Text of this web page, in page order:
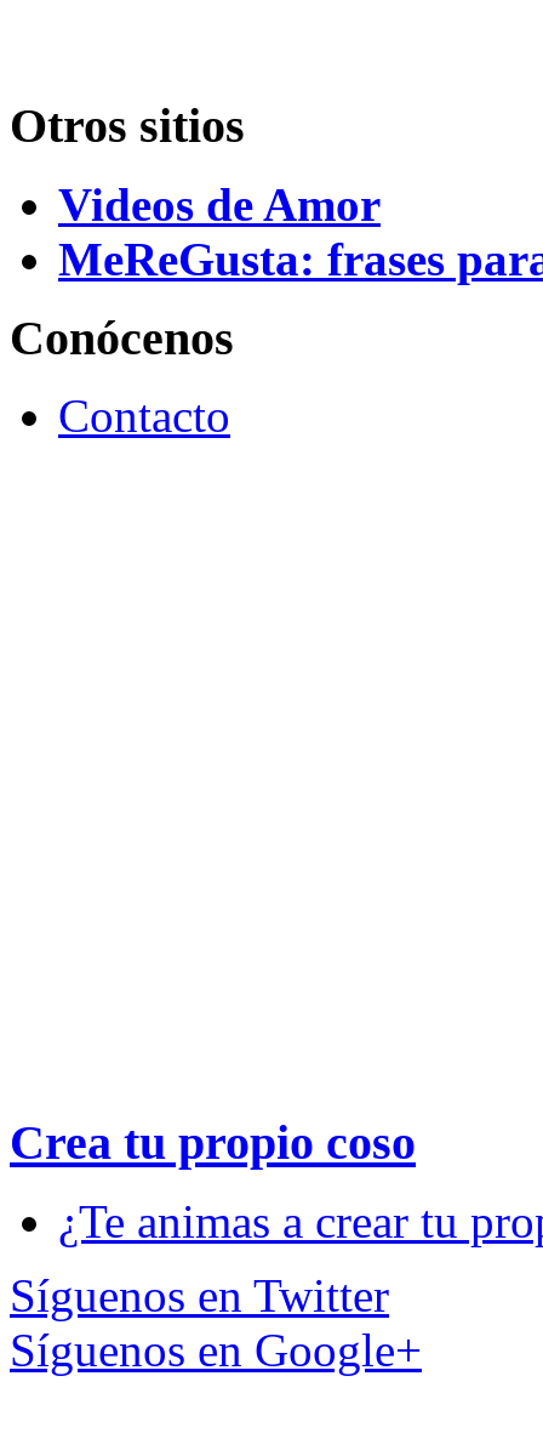
Otros sitios
Videos de Amor
MeReGusta: frases
Conócenos
Contacto
Crea tu propio coso
¿Te animas a crear tu
Síguenos en Twitter
Síguenos en Google+